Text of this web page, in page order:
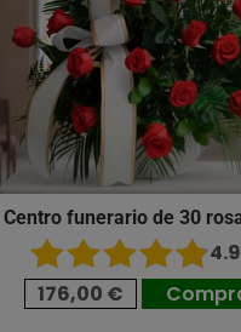
Centro funerario de 30
176,00 €